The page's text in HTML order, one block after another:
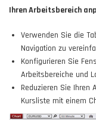
Ihren Arbeitsbereich
Verwenden Sie die
Navigation zu
Konfigurieren Sie
Arbeitsbereiche und
Reduzieren Sie Ihren
Kursliste mit einem